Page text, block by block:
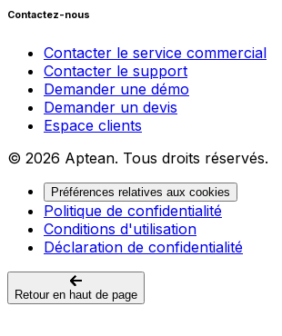
Contactez-nous
Contacter le service commercial
Contacter le support
Demander une démo
Demander un devis
Espace clients
© 2026 Aptean. Tous droits réservés.
Préférences relatives aux cookies
Politique de confidentialité
Conditions d'utilisation
Déclaration de confidentialité
Retour en haut de page